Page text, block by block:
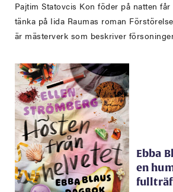
Pajtim Statovcis Kon föder på natten
tänka på Iida Raumas roman
är mästerverk som beskriver
Ebba
en